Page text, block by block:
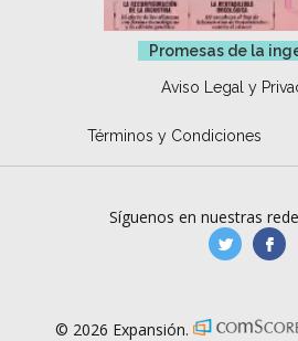
Promesas de la
Aviso Legal y
Términos y Condiciones
Síguenos en nuestras
© 2026 Expansión.